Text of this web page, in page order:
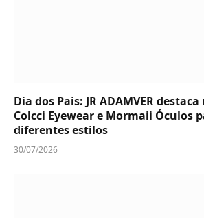
Dia dos Pais: JR ADAMVER
Colcci Eyewear e Mormaii Óculos
diferentes estilos
30/07/2026